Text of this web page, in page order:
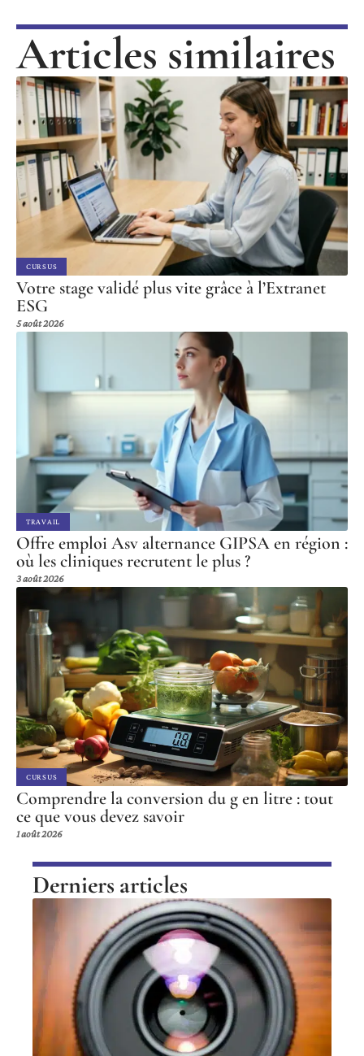
Articles similaires
CURSUS
Votre stage validé plus vite grâce à l’Extranet
ESG
5 août 2026
TRAVAIL
Offre emploi Asv alternance GIPSA en région :
où les cliniques recrutent le plus ?
3 août 2026
CURSUS
Comprendre la conversion du g en litre : tout
ce que vous devez savoir
1 août 2026
Derniers articles